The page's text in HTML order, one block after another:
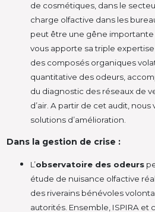
de cosmétiques, dans le
charge olfactive dans les
peut être une gêne importante
vous apporte sa triple
des composés organiques
quantitative des odeurs,
du diagnostic des réseaux de
d’air. A partir de cet audit,
solutions d’amélioration.
Dans la gestion de crise :
L’observatoire des odeurs
étude de nuisance olfactive
des riverains bénévoles
autorités. Ensemble, ISPIRA et